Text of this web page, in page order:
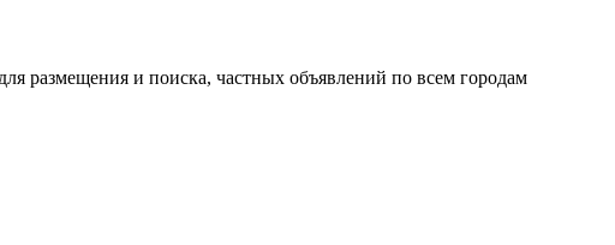
размещения и поиска, частных объявлений по всем городам